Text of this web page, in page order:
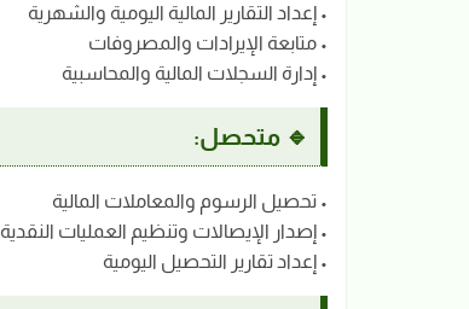
• إعداد التقارير المالية اليومية والشهرية
• متابعة الإيرادات والمصروفات
• إدارة السجلات المالية والمحاسبية
🔹 متحصل:
• تحصيل الرسوم والمعاملات المالية
• إصدار الإيصالات وتنظيم العمليات النقدية
• إعداد تقارير التحصيل اليومية